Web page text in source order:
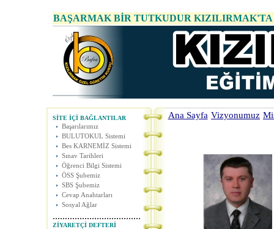
BAŞARMAK BİR TUTKUDUR KIZILIRMAK'TA
SİTE İÇİ BAĞLANTILAR Ana Sayfa Vizyonumuz
Başarılarımız
BULUTOKUL Sistemi
Bes KARNEMİZ Sistemi
Sınav Tarihleri
Öğrenci Bilgi Sistemi
ÖSS Şubemiz
SBS Şubemiz
Cevap Anahtarları
Sosyal Ağlar
....................................
ZİYARETÇİ DEFTERİ